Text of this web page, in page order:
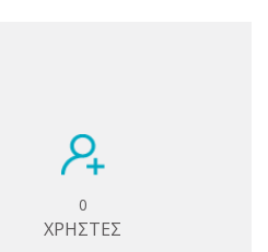
0
ΧΡΗΣΤΕΣ